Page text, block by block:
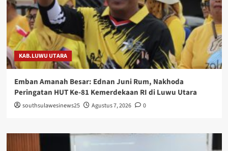
KAB.LUWU UTARA
Emban Amanah Besar: Ednan Juni Rum, Nakhoda
Peringatan HUT Ke-81 Kemerdekaan RI di Luwu Utara
southsulawesinews25 Agustus 7, 2026 0